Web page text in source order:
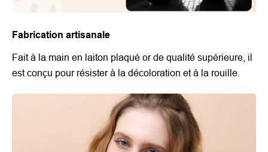
Fabrication artisanale
Fait à la main en laiton plaqué or de qualité supérieure, il
est conçu pour résister à la décoloration et à la rouille.